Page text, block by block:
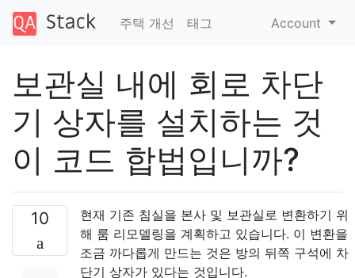
주택 개선 태그 Account
보관실 내에 회로 차단
기 상자를 설치하는 것
이 코드 합법입니까?
10
현재 기존 침실을 본사 및 보관실로 변환하기 위
해 룸 리모델링을 계획하고 있습니다. 이 변환을
조금 까다롭게 만드는 것은 방의 뒤쪽 구석에 차
단기 상자가 있다는 것입니다.